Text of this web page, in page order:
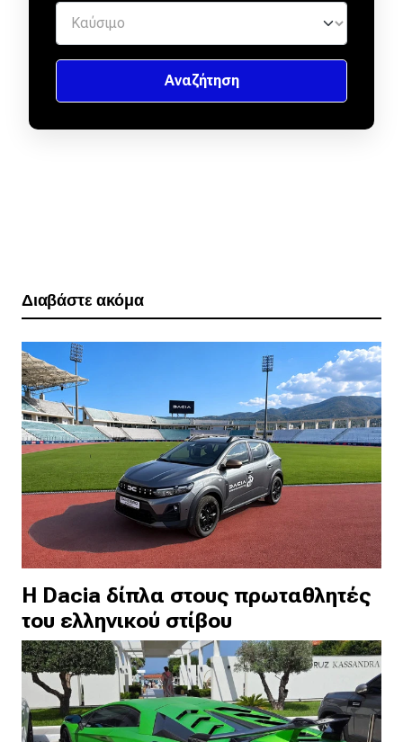
Διαβάστε ακόμα
H Dacia δίπλα στους πρωταθλητές
του ελληνικού στίβου